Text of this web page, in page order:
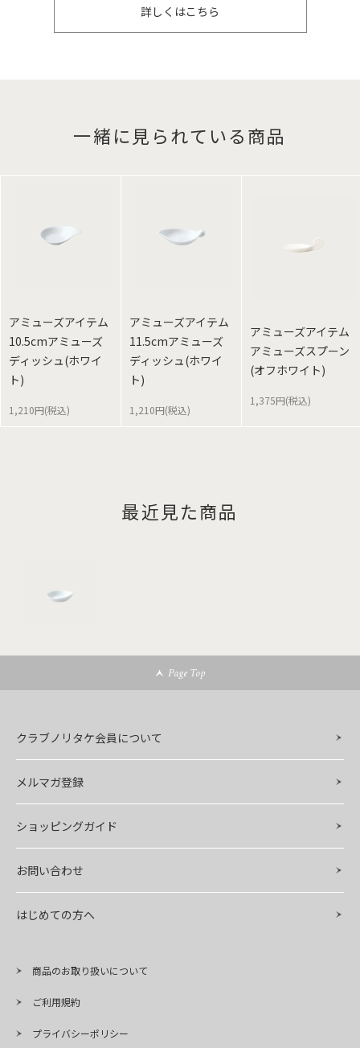
詳しくはこちら
一緒に見られている商品
アミューズアイテム
10.5cmアミューズ
ディッシュ(ホワイ
ト)
1,210円(税込)
アミューズアイテム
11.5cmアミューズ
ディッシュ(ホワイ
ト)
1,210円(税込)
アミューズアイテム
アミューズスプーン
(オフホワイト)
1,375円(税込)
最近見た商品
Page Top
クラブノリタケ会員について
メルマガ登録
ショッピングガイド
お問い合わせ
はじめての方へ
商品のお取り扱いについて
ご利用規約
プライバシーポリシー